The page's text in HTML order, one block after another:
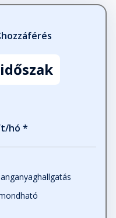
hozzáférés
hó *